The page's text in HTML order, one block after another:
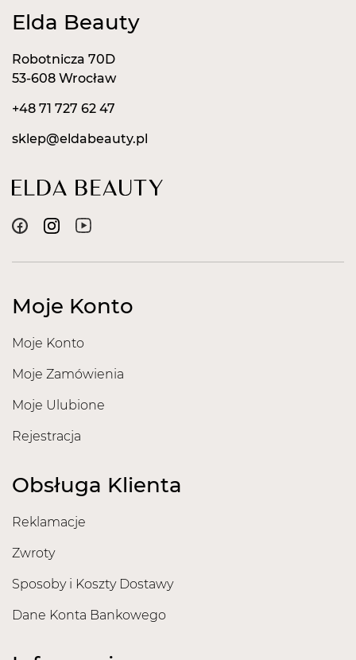
Moje Konto
Moje Konto
Moje Zamówienia
Moje Ulubione
Rejestracja
Obsługa Klienta
Reklamacje
Zwroty
Sposoby i Koszty Dostawy
Dane Konta Bankowego
Elda Beauty
Robotnicza 70D
53-608 Wrocław
+48 71 727 62 47
sklep@eldabeauty.pl